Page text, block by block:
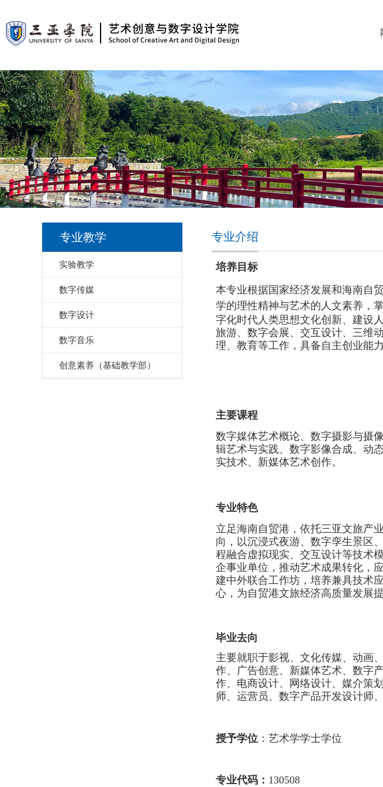
专业教学
实验教学
数字传媒
数字设计
数字音乐
创意素养（基础教学部）
专业介绍
培养目标
本专业根据国家经济发展和海南自贸
学的理性精神与艺术的人文素养 ，
字化时代人类思想文化创新、建设
旅游、数字会展、 交互设计、 三维
理、教育等工作，具备自主创业能力
主要课程
数字媒体艺术概论、数字摄影与摄
辑艺术与实践、数字影像合成、动
实技术、新媒体艺术创作。
专业特色
立足海南自贸港，依托三亚文旅产
向，以沉浸式夜游、数字孪生景区、
程融合虚拟现实、交互设计等技术
企事业单位，推动艺术成果转化，
建中外联合工作坊，培养兼具技术
心，为自贸港文旅经济高质量发展提
毕业去向
主要就职于影视、文化传媒、动画
作、 广告创意、新媒体艺术、数字
作、电商设计、网络设计、 媒介策划
师、运营员、数字产品开发设计师
授予学位 ： 艺术学学士学位
专业代码： 130508